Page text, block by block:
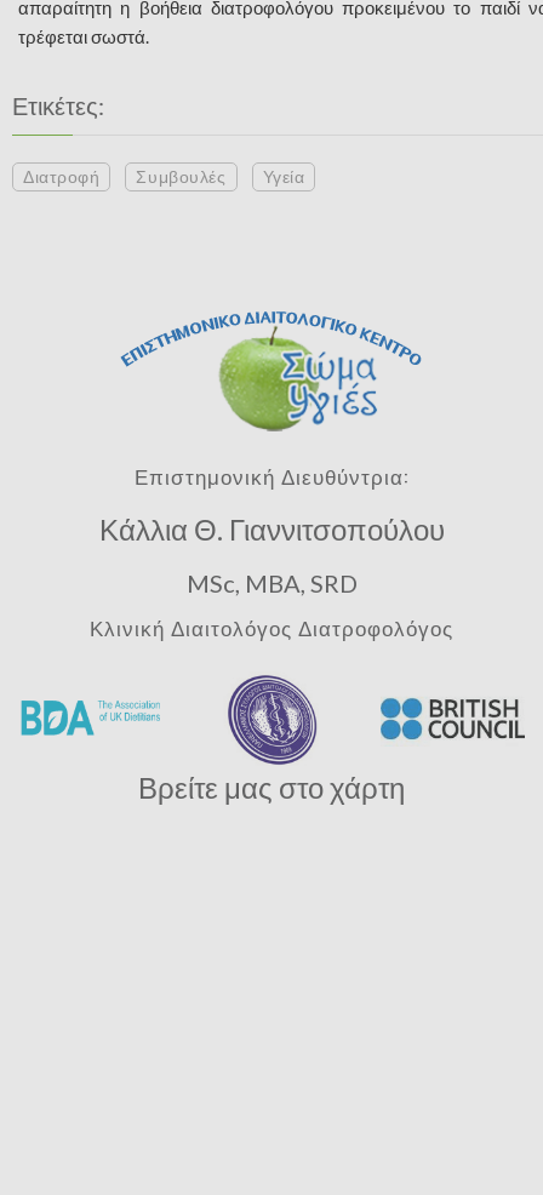
απαραίτητη η βοήθεια διατροφολόγου προκειμένου το παιδί
τρέφεται σωστά.
Ετικέτες:
Διατροφή Συμβουλές Υγεία
Επιστημονική Διευθύντρια:
Κάλλια Θ. Γιαννιτσοπούλου
MSc, MBA, SRD
Κλινική Διαιτολόγος Διατροφολόγος
Βρείτε μας στο χάρτη